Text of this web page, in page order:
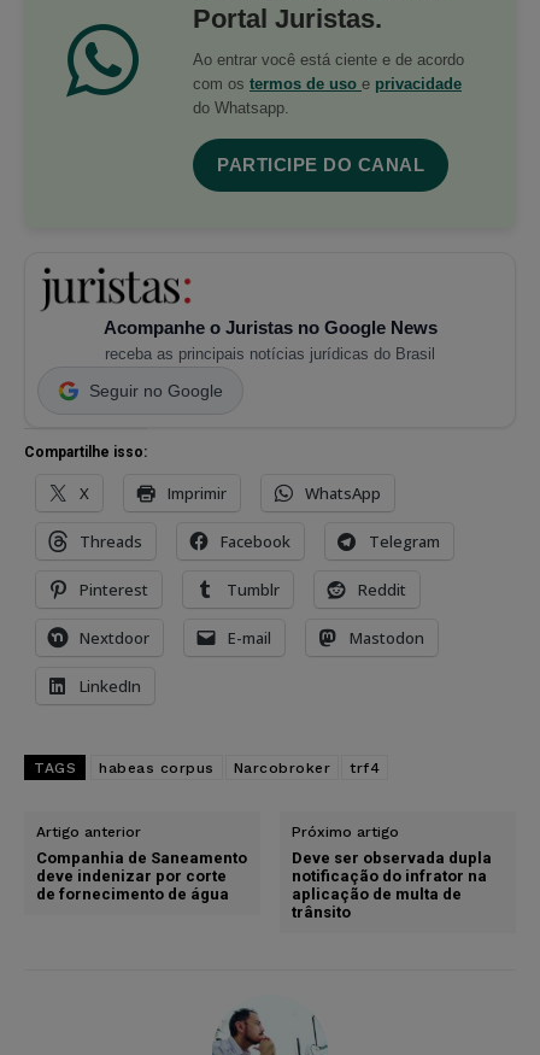
Portal Juristas.
Ao entrar você está ciente e de acordo
com os termos de uso e privacidade
do Whatsapp.
PARTICIPE DO CANAL
Acompanhe o Juristas no Google News
receba as principais notícias jurídicas do Brasil
Seguir no Google
Compartilhe isso:
X Imprimir WhatsApp
Threads Facebook Telegram
Pinterest Tumblr Reddit
Nextdoor E-mail Mastodon
LinkedIn
TAGS habeas corpus Narcobroker trf4
Artigo anterior
Companhia de Saneamento
deve indenizar por corte
de fornecimento de água
Próximo artigo
Deve ser observada dupla
notificação do infrator na
aplicação de multa de
trânsito